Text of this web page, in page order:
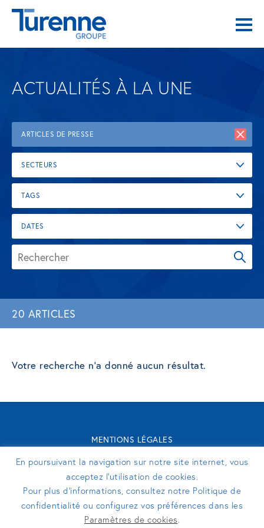
ACTUALITÉS À LA UNE
ARTICLES DE PRESSE
SECTEURS
TAGS
DATES
20 ARTICLES
Votre recherche n'a donné aucun résultat.
MENTIONS LÉGALES
TURENNE GROUPE 2026 - SITE RÉALISÉ PAR
SUIVEZ-NOUS
En poursuivant la navigation sur notre site internet, vous
acceptez l’utilisation de cookies.
Pour plus d’informations, consultez notre Politique de
confidentialité ou configurez vos préférences dans les
Paramètres de cookies.